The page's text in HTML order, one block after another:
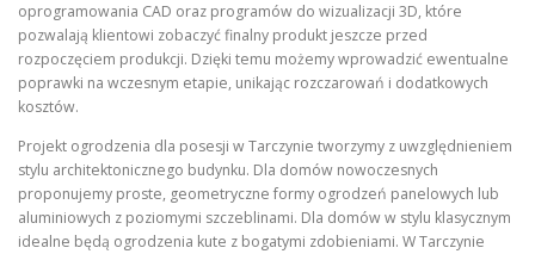
oprogramowania CAD oraz programów do wizualizacji 3D, które
pozwalają klientowi zobaczyć finalny produkt jeszcze przed
rozpoczęciem produkcji. Dzięki temu możemy wprowadzić ewentualne
poprawki na wczesnym etapie, unikając rozczarowań i dodatkowych
kosztów.
Projekt ogrodzenia dla posesji w Tarczynie tworzymy z uwzględnieniem
stylu architektonicznego budynku. Dla domów nowoczesnych
proponujemy proste, geometryczne formy ogrodzeń panelowych lub
aluminiowych z poziomymi szczeblinami. Dla domów w stylu klasycznym
idealne będą ogrodzenia kute z bogatymi zdobieniami. W Tarczynie